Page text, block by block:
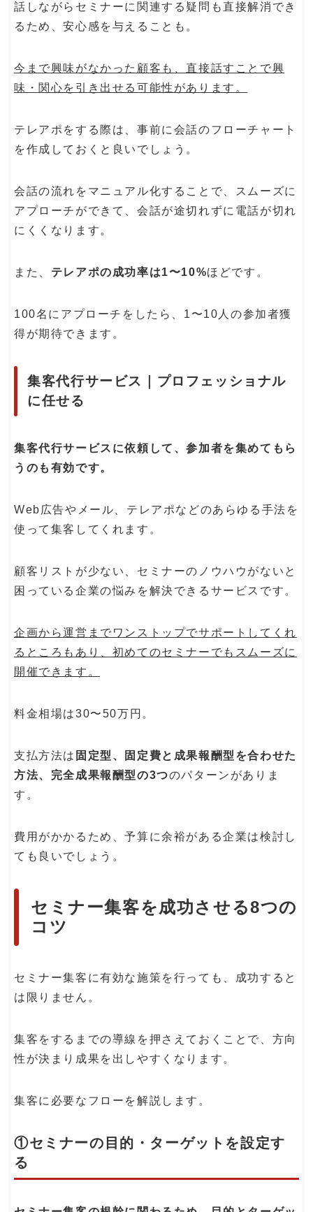
話しながらセミナーに関連する疑問も直接解消でき
るため、安心感を与えることも。
今まで興味がなかった顧客も、直接話すことで興
味・関心を引き出せる可能性があります。
テレアポをする際は、事前に会話のフローチャート
を作成しておくと良いでしょう。
会話の流れをマニュアル化することで、スムーズに
アプローチができて、会話が途切れずに電話が切れ
にくくなります。
また、 テレアポの成功率は1〜10%ほどです。
100名にアプローチをしたら、1〜10人の参加者獲
得が期待できます。
集客代行サービス｜プロフェッショナル
に任せる
集客代行サービスに依頼して、参加者を集めてもら
うのも有効です。
Web広告やメール、テレアポなどのあらゆる手法を
使って集客してくれます。
顧客リストが少ない、セミナーのノウハウがないと
困っている企業の悩みを解決できるサービスです。
企画から運営までワンストップでサポートしてくれ
るところもあり、初めてのセミナーでもスムーズに
開催できます。
料金相場は30〜50万円。
支払方法は 固定型、固定費と成果報酬型を合わせた
方法、完全成果報酬型の3つのパターンがありま
す。
費用がかかるため、予算に余裕がある企業は検討し
ても良いでしょう。
セミナー集客を成功させる8つの
コツ
セミナー集客に有効な施策を行っても、成功すると
は限りません。
集客をするまでの導線を押さえておくことで、方向
性が決まり成果を出しやすくなります。
集客に必要なフローを解説します。
①セミナーの目的・ターゲットを設定す
る